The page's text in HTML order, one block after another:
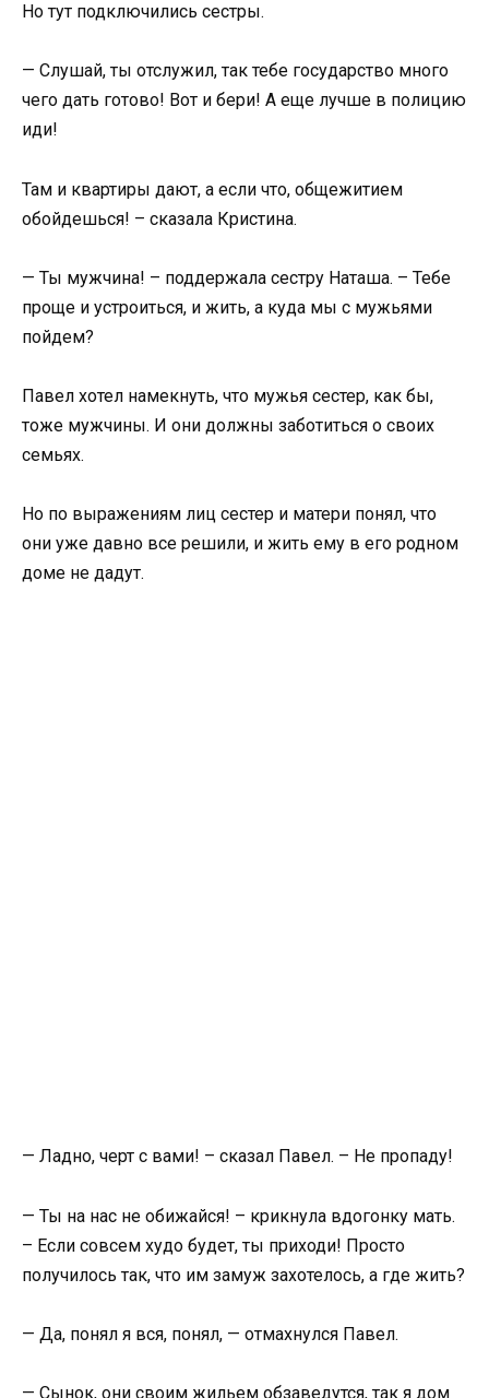
Но тут подключились сестры.
— Слушай, ты отслужил, так тебе государство много
чего дать готово! Вот и бери! А еще лучше в полицию
иди!
Там и квартиры дают, а если что, общежитием
обойдешься! – сказала Кристина.
— Ты мужчина! – поддержала сестру Наташа. – Тебе
проще и устроиться, и жить, а куда мы с мужьями
пойдем?
Павел хотел намекнуть, что мужья сестер, как бы,
тоже мужчины. И они должны заботиться о своих
семьях.
Но по выражениям лиц сестер и матери понял, что
они уже давно все решили, и жить ему в его родном
доме не дадут.
— Ладно, черт с вами! – сказал Павел. – Не пропаду!
— Ты на нас не обижайся! – крикнула вдогонку мать.
– Если совсем худо будет, ты приходи! Просто
получилось так, что им замуж захотелось, а где жить?
— Да, понял я вся, понял, — отмахнулся Павел.
— Сынок, они своим жильем обзаведутся, так я дом